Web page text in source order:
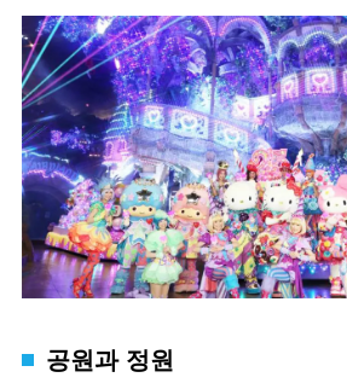
공원과 정원